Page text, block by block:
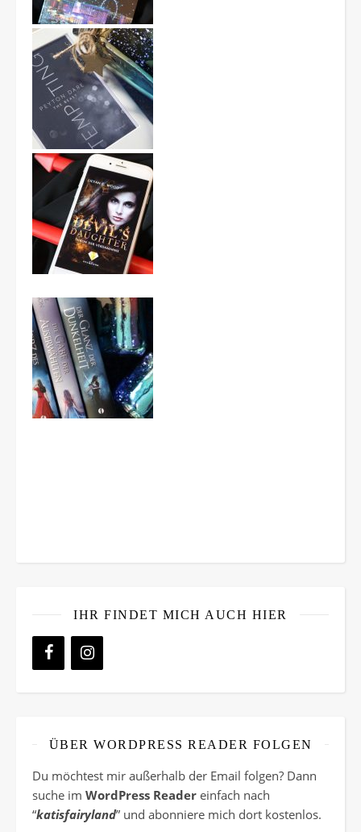
IHR FINDET MICH AUCH HIER
ÜBER WORDPRESS READER FOLGEN
Du möchtest mir außerhalb der Email folgen? Dann
suche im WordPress Reader einfach nach
“katisfairyland” und abonniere mich dort kostenlos.